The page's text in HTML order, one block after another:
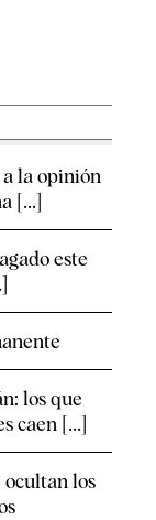
la opinión
[...]
este
los que
caen [...]
ocultan los